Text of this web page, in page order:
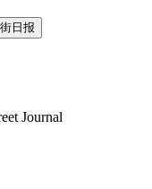
日报
Journal